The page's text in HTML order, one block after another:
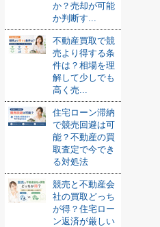
か？売却が可能
か判断す...
不動産買取で競
売より得する条
件は？相場を理
解して少しでも
高く売...
住宅ローン滞納
で競売回避は可
能？不動産の買
取査定で今でき
る対処法
競売と不動産会
社の買取どっち
が得？住宅ロー
ン返済が厳しい